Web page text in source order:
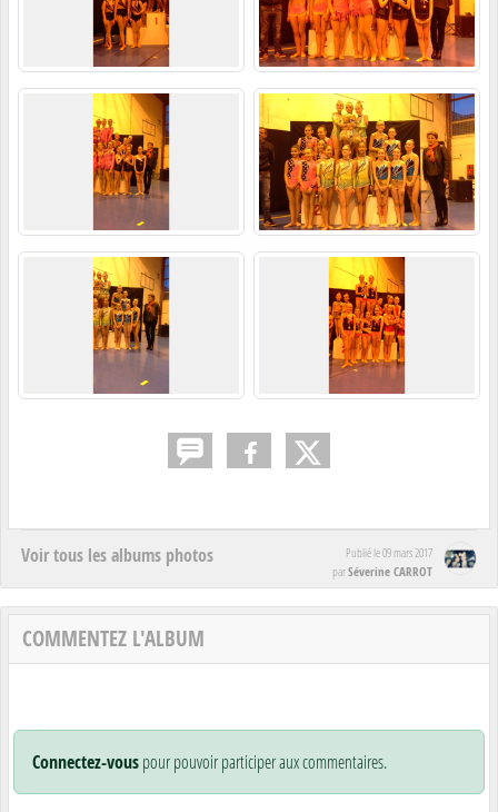
Voir tous les albums photos Publié le09 mars 2017
parSéverine CARROT
COMMENTEZ L'ALBUM
Connectez-vouspour pouvoir participer aux commentaires.